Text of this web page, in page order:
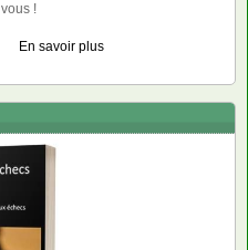
!
En savoir plus